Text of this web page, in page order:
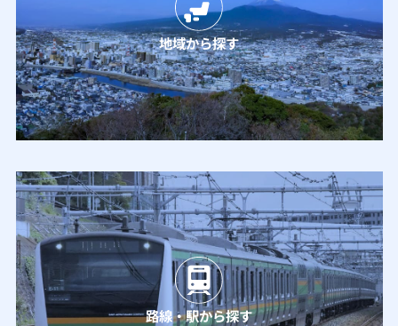
地域から探す
路線・駅から探す